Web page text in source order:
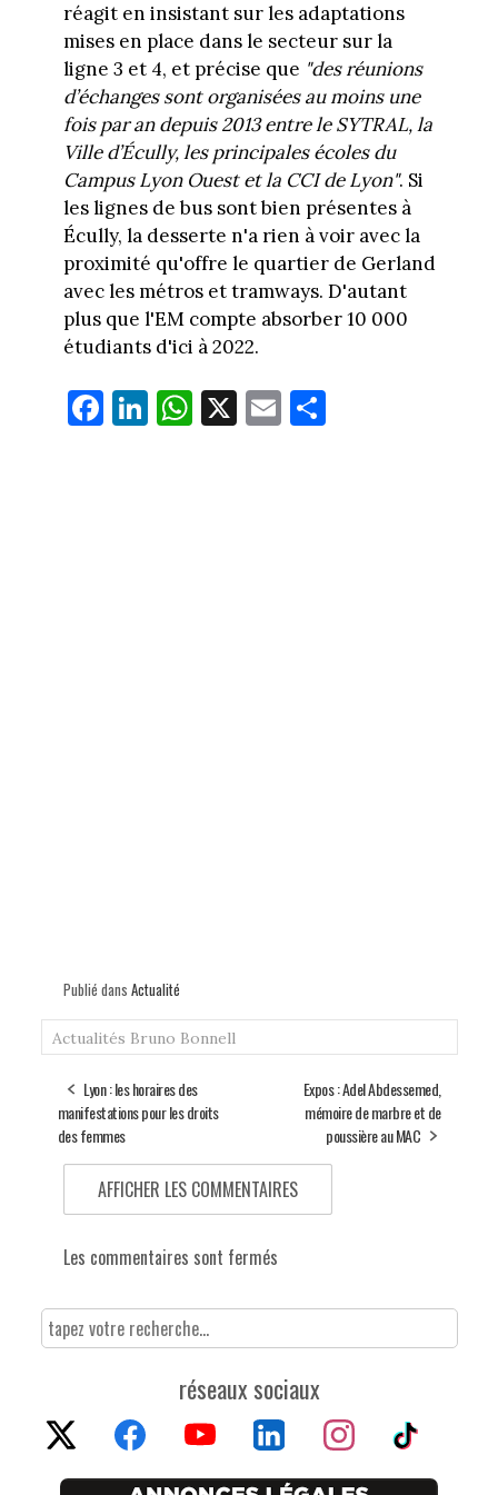
réagit en insistant sur les adaptations
mises en place dans le secteur sur la
ligne 3 et 4, et précise que "des réunions
d’échanges sont organisées au moins une
fois par an depuis 2013 entre le SYTRAL, la
Ville d’Écully, les principales écoles du
Campus Lyon Ouest et la CCI de Lyon". Si
les lignes de bus sont bien présentes à
Écully, la desserte n'a rien à voir avec la
proximité qu'offre le quartier de Gerland
avec les métros et tramways. D'autant
plus que l'EM compte absorber 10 000
étudiants d'ici à 2022.
Fa
ce
Li
nk
W
ha
X E
m
Pa
Publié dans Actualité
Actualités Bruno Bonnell
Lyon : les horaires des
manifestations pour les droits
des femmes
Expos : Adel Abdessemed,
mémoire de marbre et de
poussière au MAC
AFFICHER LES COMMENTAIRES
Les commentaires sont fermés
réseaux sociaux